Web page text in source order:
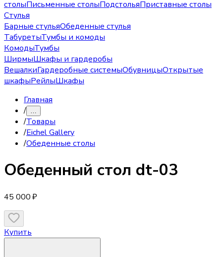
столыПисьменные столыПодстольяПриставные столы
Стулья
Барные стульяОбеденные стулья
ТабуретыТумбы и комоды
КомодыТумбы
ШирмыШкафы и гардеробы
ВешалкиГардеробные системыОбувницыОткрытые
шкафыРейлыШкафы
Главная
/ …
/Товары
/Eichel Gallery
/Обеденные столы
Обеденный стол dt-03
45 000 ₽
Купить